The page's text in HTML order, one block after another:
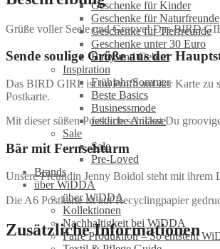
Geschenke für Kinder
Geschenke für Naturfreunde
Geschenke für Tierfreunde
Geschenke unter 30 Euro
Baby und Geburt
Inspiration
Frühjahr/Sommer
Beste Basics
Businessmode
festliche Anlässe
Sale
Sale
Pre-Loved
Brands
über WiDDA
über WiDDA
Kollektionen
Nachhaltigkeit bei WiDDA
Faire Produktion – So entsteht
Grüße voller Seele und Groove! Das BIRD
Sende soulige Grüße aus der
Das BIRD GIRL ist im Profil auf der Karte zu
Postkarte.
Mit dieser süßen Postkarte schickst Du
Bär mit Fernsehturm
Unsere Freundin Jenny Boidol steht mit
Die A6 Postkarte ist auf Recyclingpapier
Zusätzliche Informationen